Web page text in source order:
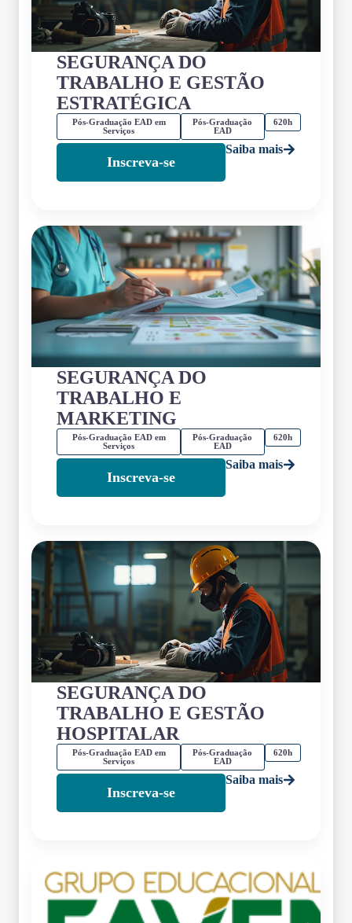
SEGURANÇA DO
TRABALHO E GESTÃO
ESTRATÉGICA
Pós-Graduação EAD em
Serviços
Pós-Graduação
EAD
620h
Inscreva-se
Saiba mais
SEGURANÇA DO
TRABALHO E
MARKETING
Pós-Graduação EAD em
Serviços
Pós-Graduação
EAD
620h
Inscreva-se
Saiba mais
SEGURANÇA DO
TRABALHO E GESTÃO
HOSPITALAR
Pós-Graduação EAD em
Serviços
Pós-Graduação
EAD
620h
Inscreva-se
Saiba mais